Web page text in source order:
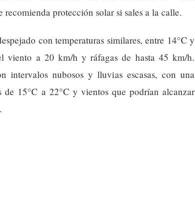
protección solar si sales a la calle.
con temperaturas similares, entre 14°C y
viento a 20 km/h y ráfagas de hasta 45 km/h.
intervalos nubosos y lluvias escasas, con una
de 15°C a 22°C y vientos que podrían alcanzar